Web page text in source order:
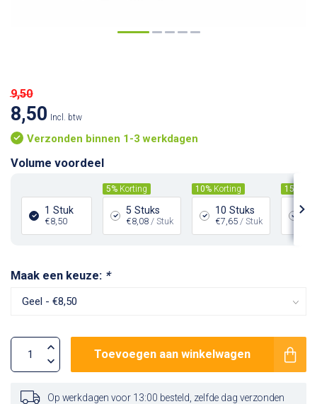
9,50
8,50 Incl. btw
Verzonden binnen 1-3 werkdagen
Volume voordeel
1 Stuk
€8,50
5% Korting
5 Stuks
€8,08 / Stuk
10% Korting
10 Stuks
€7,65 / Stuk
15%
Maak een keuze: *
Toevoegen aan winkelwagen
Op werkdagen voor 13:00 besteld, zelfde dag verzonden